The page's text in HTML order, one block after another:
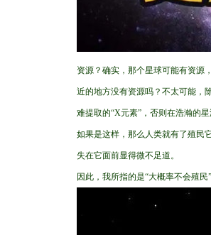
资源？确实，那个星球可能有资源
近的地方没有资源吗？不太可能，
难提取的“X元素”，否则在浩瀚的
如果是这样，那么人类就有了殖民
失在它面前显得微不足道。
因此，我所指的是“大概率不会殖民